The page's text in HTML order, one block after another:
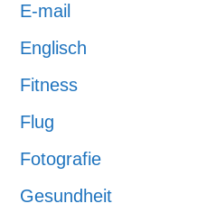
E-mail
Englisch
Fitness
Flug
Fotografie
Gesundheit